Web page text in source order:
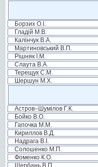
Борзих О.І.
Гладій М.В.
Калінчук В.А.
Мартиновський В.П.
Рішняк І.М.
Слаута В.А.
Терещук С.М.
Шершун М.Х.
Астров–Шумілов Г.К.
Бойко В.О.
Гапочка М.М.
Кириллов В.Д.
Надрага В.І.
Солошенко М.П.
Фоменко К.О.
Щербань В.П.